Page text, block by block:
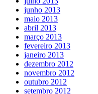
junho 2013
maio 2013
abril 2013
março 2013
fevereiro 2013
janeiro 2013
dezembro 2012
novembro 2012
outubro 2012
setembro 2012